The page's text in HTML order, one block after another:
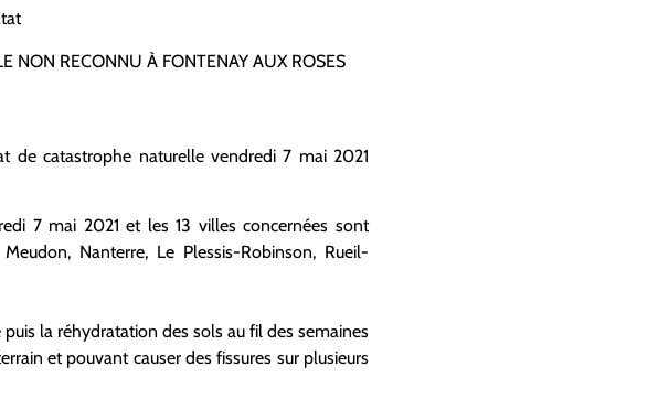
NON RECONNU À FONTENAY AUX ROSES
de catastrophe naturelle vendredi 7 mai 2021
7 mai 2021 et les 13 villes concernées sont
Nanterre, Le Plessis-Robinson, Rueil-
la réhydratation des sols au fil des semaines
et pouvant causer des fissures sur plusieurs